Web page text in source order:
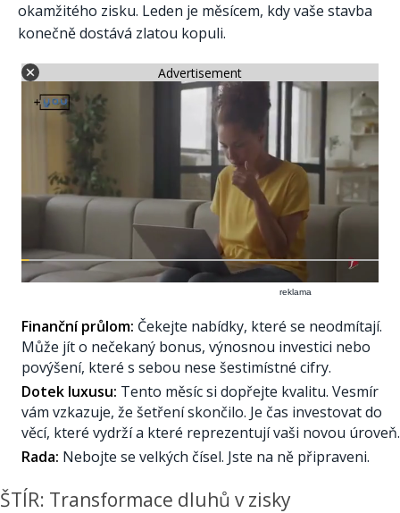
okamžitého zisku. Leden je měsícem, kdy vaše stavba
konečně dostává zlatou kopuli.
Advertisement
reklama
Finanční průlom: Čekejte nabídky, které se neodmítají.
Může jít o nečekaný bonus, výnosnou investici nebo
povýšení, které s sebou nese šestimístné cifry.
Dotek luxusu: Tento měsíc si dopřejte kvalitu. Vesmír
vám vzkazuje, že šetření skončilo. Je čas investovat do
věcí, které vydrží a které reprezentují vaši novou úroveň.
Rada: Nebojte se velkých čísel. Jste na ně připraveni.
ŠTÍR: Transformace dluhů v zisky